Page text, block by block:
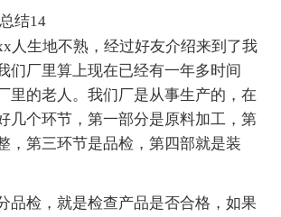
结14
人生地不熟，经过好友介绍来到了我
们厂里算上现在已经有一年多时间
里的老人。我们厂是从事生产的，在
几个环节，第一部分是原料加工，第
，第三环节是品检，第四部就是装
品检，就是检查产品是否合格，如果